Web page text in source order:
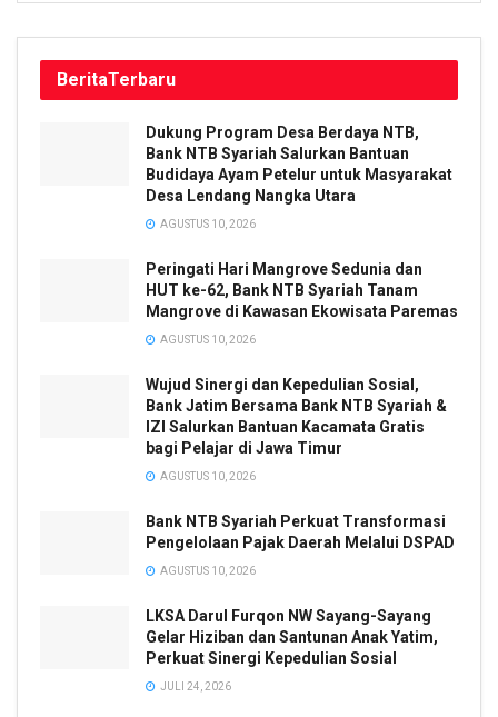
BeritaTerbaru
Dukung Program Desa Berdaya NTB,
Bank NTB Syariah Salurkan Bantuan
Budidaya Ayam Petelur untuk Masyarakat
Desa Lendang Nangka Utara
AGUSTUS 10, 2026
Peringati Hari Mangrove Sedunia dan
HUT ke-62, Bank NTB Syariah Tanam
Mangrove di Kawasan Ekowisata Paremas
AGUSTUS 10, 2026
Wujud Sinergi dan Kepedulian Sosial,
Bank Jatim Bersama Bank NTB Syariah &
IZI Salurkan Bantuan Kacamata Gratis
bagi Pelajar di Jawa Timur
AGUSTUS 10, 2026
Bank NTB Syariah Perkuat Transformasi
Pengelolaan Pajak Daerah Melalui DSPAD
AGUSTUS 10, 2026
LKSA Darul Furqon NW Sayang-Sayang
Gelar Hiziban dan Santunan Anak Yatim,
Perkuat Sinergi Kepedulian Sosial
JULI 24, 2026